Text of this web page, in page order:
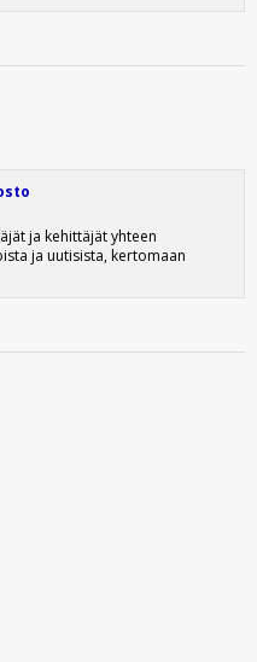
ja kehittäjät yhteen
ja uutisista, kertomaan